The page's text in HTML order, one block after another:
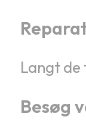
Langt
Besøg